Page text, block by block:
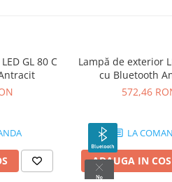
GL 80 C
Lampă de exterior
cu Bluetooth
572,46
LA
ADAUGA IN COS